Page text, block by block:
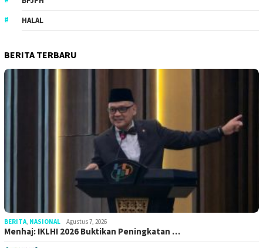
HALAL
BERITA TERBARU
BERITA, NASIONAL Agustus 7, 2026
Menhaj: IKLHI 2026 Buktikan Peningkatan …